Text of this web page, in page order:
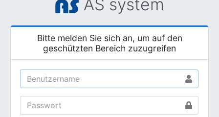
AS system
Bitte melden Sie sich an, um auf den
geschützten Bereich zuzugreifen